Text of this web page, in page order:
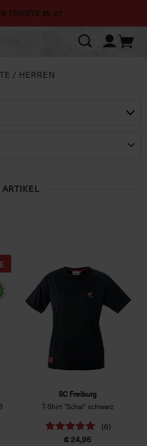
TRIKOTS 26-27
/ HERREN
SC Freiburg
T-Shirt "Schal" schwarz
(6)
€ 24,95